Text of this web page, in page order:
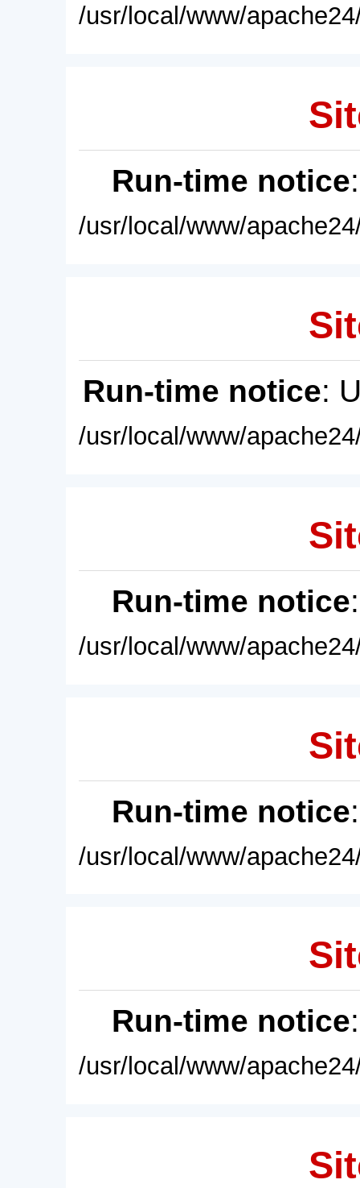
/usr/local/www/
Run-time notice
/usr/local/www/
Run-time notice:
/usr/local/www/
Run-time notice
/usr/local/www/
Run-time notice
/usr/local/www/
Run-time notice
/usr/local/www/